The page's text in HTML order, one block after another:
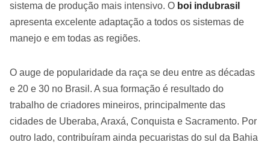
sistema de produção mais intensivo. O boi indubrasil
apresenta excelente adaptação a todos os sistemas de
manejo e em todas as regiões.
O auge de popularidade da raça se deu entre as décadas
e 20 e 30 no Brasil. A sua formação é resultado do
trabalho de criadores mineiros, principalmente das
cidades de Uberaba, Araxá, Conquista e Sacramento. Por
outro lado, contribuíram ainda pecuaristas do sul da Bahia